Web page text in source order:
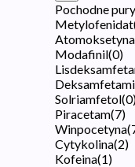
Pochodne
Metylofenidat
Atomoksetyna
Modafinil(0)
Solriamfetol(0
Piracetam(7)
Winpocetyna(
Cytykolina(2)
Kofeina(1)